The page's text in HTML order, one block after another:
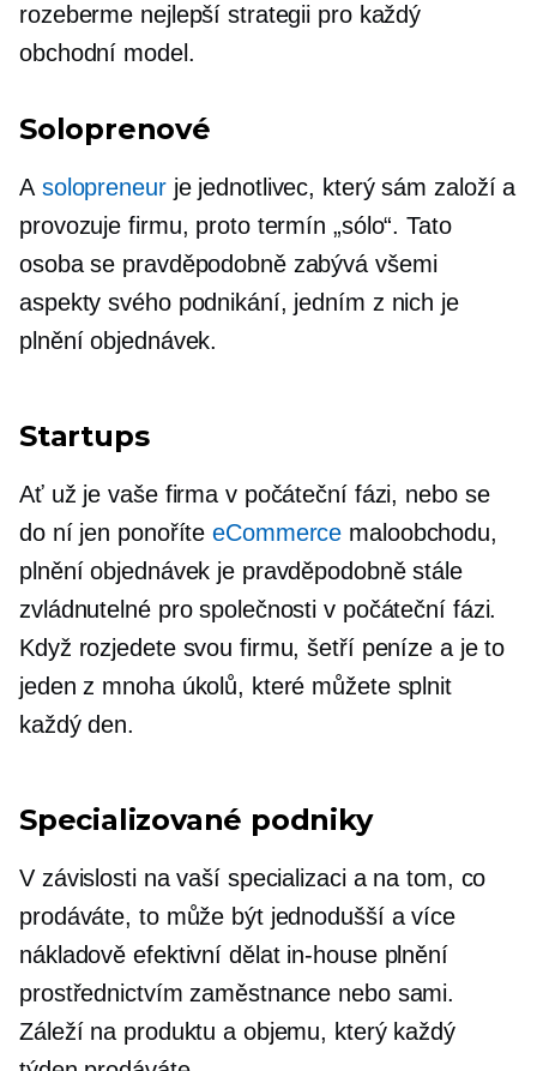
rozeberme nejlepší strategii pro každý
obchodní model.
Soloprenové
A solopreneurje jednotlivec, který sám založí a
provozuje firmu, proto termín „sólo“. Tato
osoba se pravděpodobně zabývá všemi
aspekty svého podnikání, jedním z nich je
plnění objednávek.
Startups
Ať už je vaše firma v počáteční fázi, nebo se
do ní jen ponoříteeCommerce maloobchodu,
plnění objednávek je pravděpodobně stále
zvládnutelné pro společnosti v počáteční fázi.
Když rozjedete svou firmu, šetří peníze a je to
jeden z mnoha úkolů, které můžete splnit
každý den.
Specializované podniky
V závislosti na vaší specializaci a na tom, co
prodáváte, to může být jednodušší a více
nákladově efektivní dělat in-houseplnění
prostřednictvím zaměstnance nebo sami.
Záleží na produktu a objemu, který každý